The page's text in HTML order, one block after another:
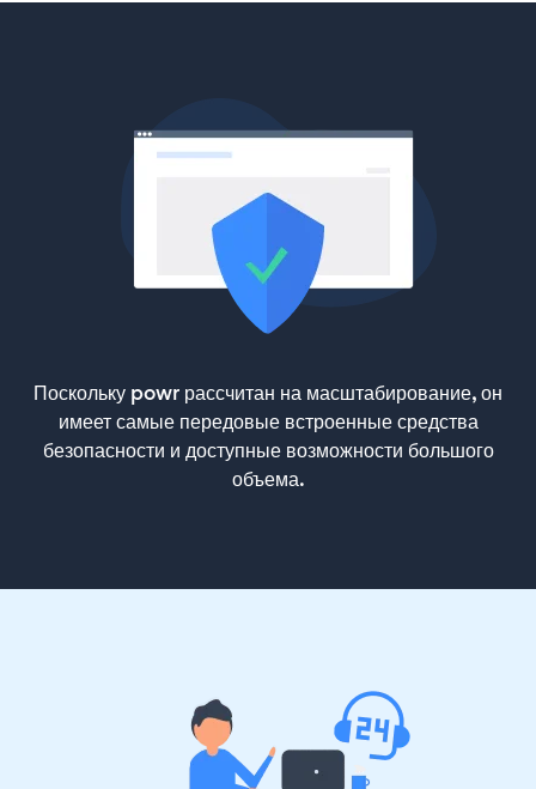
Поскольку powr рассчитан на масштабирование, он
имеет самые передовые встроенные средства
безопасности и доступные возможности большого
объема.